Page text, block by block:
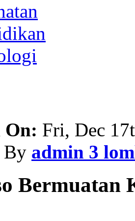
On: Fri, Dec
By admin 3
Bermuatan